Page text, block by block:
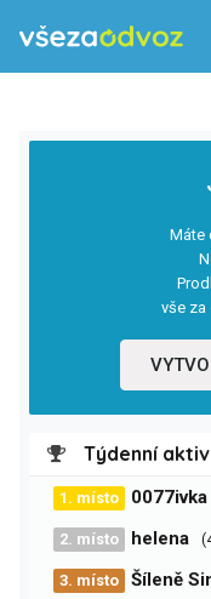
Máte
vše za
Týdenní
1. místo 0077ivka
2. místo helena
3. místo Šíleně